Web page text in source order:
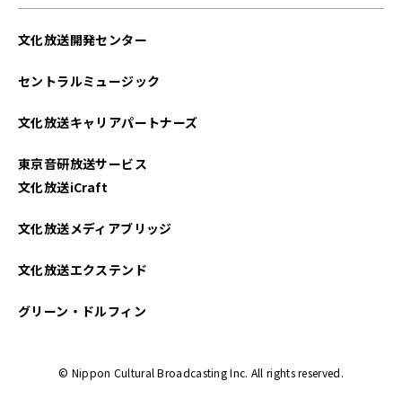
文化放送開発センター
セントラルミュージック
文化放送キャリアパートナーズ
東京音研放送サービス
文化放送iCraft
文化放送メディアブリッジ
文化放送エクステンド
グリーン・ドルフィン
© Nippon Cultural Broadcasting Inc. All rights reserved.